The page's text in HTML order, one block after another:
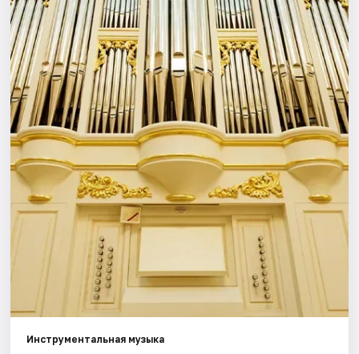
События
Города
Площадки
Артисты
Рейтинги
Инструментальная музыка